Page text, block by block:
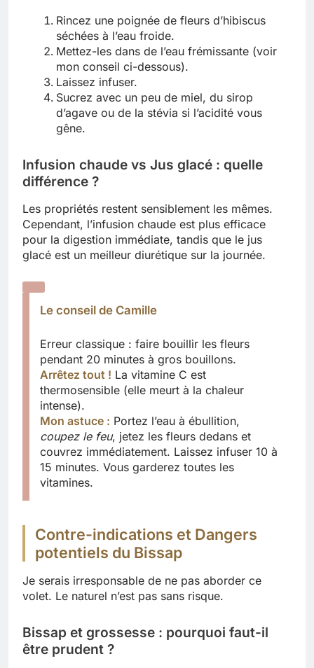
Rincez une poignée de fleurs d’hibiscus
séchées à l’eau froide.
Mettez-les dans de l’eau frémissante (voir
mon conseil ci-dessous).
Laissez infuser.
Sucrez avec un peu de miel, du sirop
d’agave ou de la stévia si l’acidité vous
gêne.
Infusion chaude vs Jus glacé : quelle
différence ?
Les propriétés restent sensiblement les mêmes.
Cependant, l’infusion chaude est plus efficace
pour la digestion immédiate, tandis que le jus
glacé est un meilleur diurétique sur la journée.
Le conseil de Camille
Erreur classique : faire bouillir les fleurs
pendant 20 minutes à gros bouillons.
Arrêtez tout ! La vitamine C est
thermosensible (elle meurt à la chaleur
intense).
Mon astuce : Portez l’eau à ébullition,
coupez le feu, jetez les fleurs dedans et
couvrez immédiatement. Laissez infuser 10 à
15 minutes. Vous garderez toutes les
vitamines.
Contre-indications et Dangers
potentiels du Bissap
Je serais irresponsable de ne pas aborder ce
volet. Le naturel n’est pas sans risque.
Bissap et grossesse : pourquoi faut-il
être prudent ?